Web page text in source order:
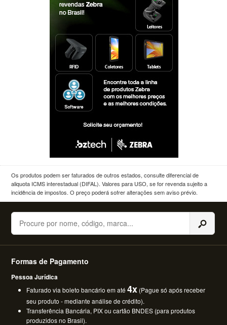
Os produtos podem ser faturados de outros estados, consulte diferencial de
aliquota ICMS interestadual (DIFAL). Valores para USO, se for revenda sujeito a
incidência de impostos. O preço poderá sofrer alterações sem aviso prévio.
Buscar
Formas de Pagamento
Pessoa Jurídica
Faturado via boleto bancário em até4x (Pague só após receber
seu produto - mediante análise de crédito).
Transferência Bancária, PIX ou cartão BNDES (para produtos
produzidos no Brasil).